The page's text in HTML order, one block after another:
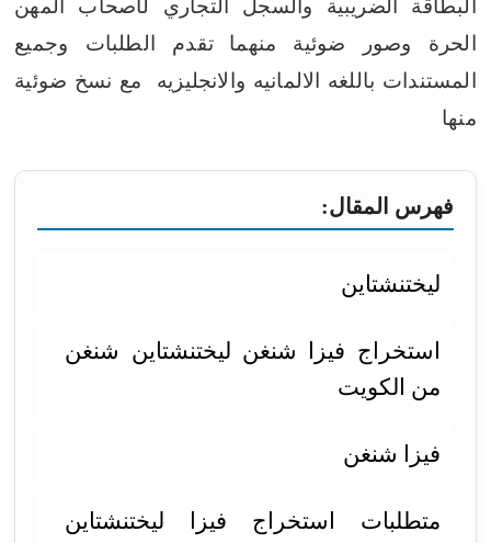
البطاقة الضريبية والسجل التجاري لأصحاب المهن
الحرة وصور ضوئية منهما
تقدم الطلبات وجميع
المستندات باللغه الالمانيه والانجليزيه مع نسخ ضوئية
منها
فهرس المقال:
ليختنشتاين
استخراج فيزا شنغن ليختنشتاين شنغن
من الكويت
فيزا شنغن
متطلبات استخراج فيزا ليختنشتاين